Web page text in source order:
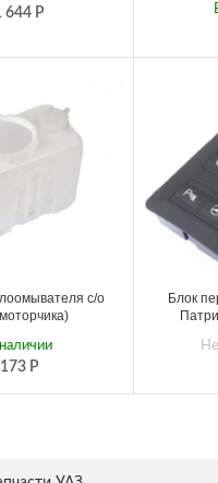
644 Р
с/о
173 Р
Блок